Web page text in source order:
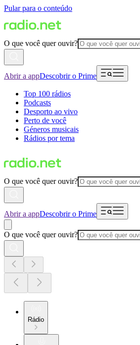
Pular para o conteúdo
O que você quer ouvir?
Abrir a appDescobrir o Prime
Top 100 rádios
Podcasts
Desporto ao vivo
Perto de você
Géneros musicais
Rádios por tema
O que você quer ouvir?
Abrir a appDescobrir o Prime
O que você quer ouvir?
Rádio